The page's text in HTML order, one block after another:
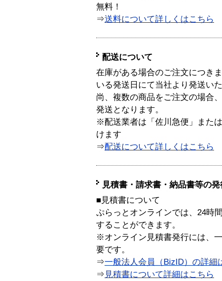
無料！
⇒送料について詳しくはこちら
配送について
在庫がある場合のご注文につき
いる発送日にて当社より発送い
尚、複数の商品をご注文の場合
発送となります。
※配送業者は「佐川急便」また
けます
⇒配送について詳しくはこちら
見積書・請求書・納品書等の
■見積書について
ぷらっとオンラインでは、24時
することができます。
※オンライン見積書発行には、
要です。
⇒一般法人会員（BizID）の詳細
⇒ 見積書について詳細はこちら